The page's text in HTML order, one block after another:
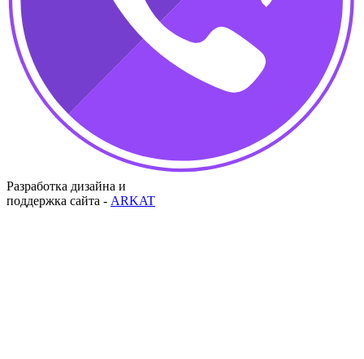
Разработка дизайна и
поддержка сайта - ARKAT